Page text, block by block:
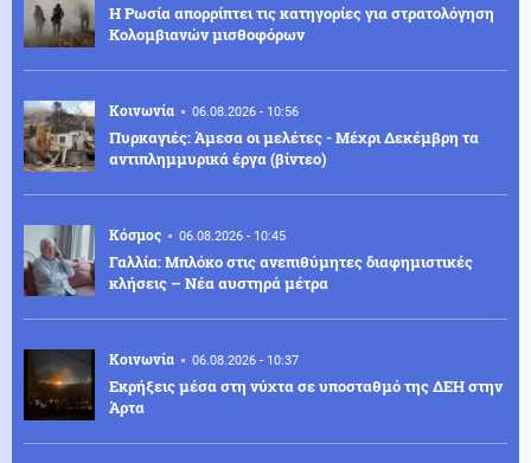
Η Ρωσία απορρίπτει τις κατηγορίες για στρατολόγηση
Κολομβιανών μισθοφόρων
Κοινωνία 06.08.2026 - 10:56
Πυρκαγιές: Άμεσα οι μελέτες - Μέχρι Δεκέμβρη τα
αντιπλημμυρικά έργα (βίντεο)
Κόσμος 06.08.2026 - 10:45
Γαλλία: Μπλόκο στις ανεπιθύμητες διαφημιστικές
κλήσεις – Νέα αυστηρά μέτρα
Κοινωνία 06.08.2026 - 10:37
Eκρήξεις μέσα στη νύχτα σε υποσταθμό της ΔΕΗ στην
Άρτα